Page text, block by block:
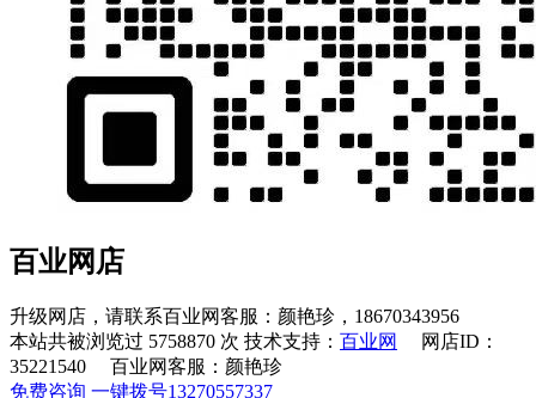
百业网店
升级网店，请联系百业网客服：颜艳珍， 18670343956
本站共被浏览过 5758870 次 技术支持： 百业网
网店ID：
35221540 百业网客服：颜艳珍
免费咨询 一键拨号13270557337